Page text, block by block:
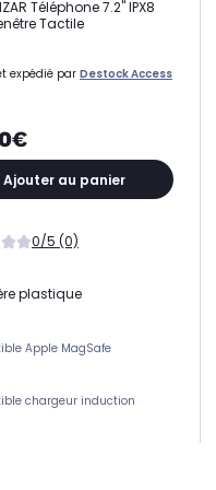
Téléphone 7.2" IPX8
Tactile
expédié par Destock Access
Ajouter au panier
0/5 (0)
plastique
Apple MagSafe
chargeur induction